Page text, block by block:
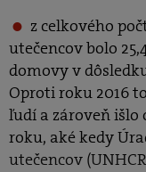
z celkového
utečencov bolo
domovy v
Oproti roku 2016
ľudí a zároveň išlo
roku, aké kedy
utečencov